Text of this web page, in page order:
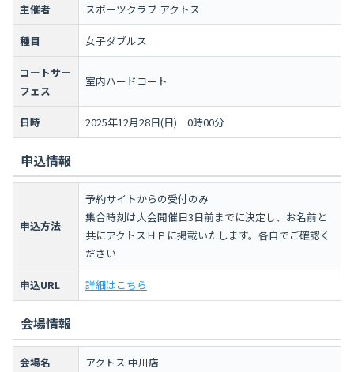
主催者 スポーツクラブ アクトス
種目 女子ダブルス
コートサー
フェス
室内ハードコート
日時 2025年12月28日(日) 0時00分
申込情報
申込方法
予約サイトからの受付のみ
集合時刻は大会開催日3日前までに決定し、お名前と
共にアクトスＨＰに掲載いたします。各自でご確認く
ださい
申込URL 詳細はこちら
会場情報
会場名 アクトス 中川店